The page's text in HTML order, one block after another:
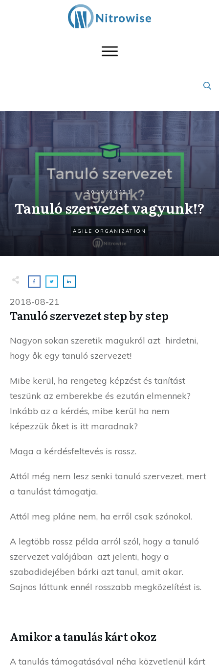
2018/08/21
Tanuló szervezet vagyunk!?
AGILE ORGANIZATION
2018-08-21
Tanuló szervezet step by step
Nagyon sokan szeretik magukról azt hirdetni,
hogy ők egy tanuló szervezet!
Mibe kerül, ha rengeteg képzést és tanítást
teszünk az emberekbe és ezután elmennek?
Inkább az a kérdés, mibe kerül ha nem
képezzük őket is itt maradnak?
Maga a kérdésfeltevés is rossz.
Attól még nem lesz senki tanuló szervezet, mert
a tanulást támogatja.
Attól meg pláne nem, ha erről csak szónokol.
A legtöbb rossz példa arról szól, hogy a tanuló
szervezet valójában azt jelenti, hogy a
szabadidejében bárki azt tanul, amit akar.
Sajnos láttunk ennél rosszabb megközelítést is.
Amikor a tanulás kárt okoz
A tanulás támogatásával néha közvetlenül kárt